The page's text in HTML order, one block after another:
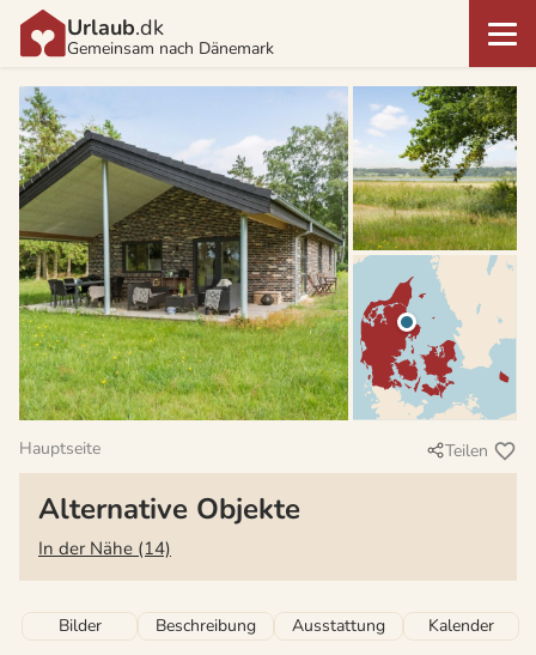
Urlaub.dk
Gemeinsam nach Dänemark
Hauptseite Teilen
Alternative Objekte
In der Nähe (14)
Bilder Beschreibung Ausstattung Kalender